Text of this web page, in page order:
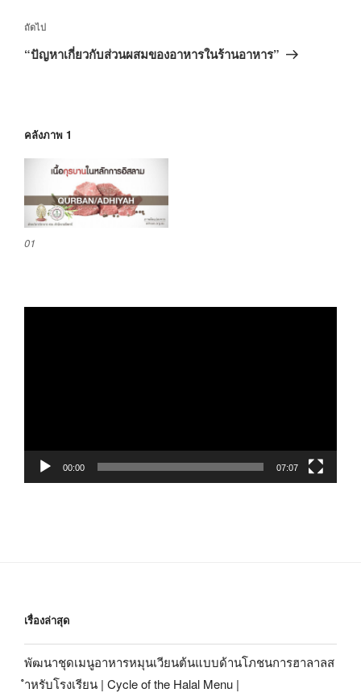
เรื่อง
ถัด
ถัดไป
“ปัญหาเกี่ยวกับส่วนผสมของอาหารในร้านอาหาร”
คลังภาพ 1
01
00:00 07:07
เรื่องล่าสุด
พัฒนาชุดเมนูอาหารหมุนเวียนต้นแบบด้านโภชนการฮาลาลส
ำหรับโรงเรียน | Cycle of the Halal Menu |